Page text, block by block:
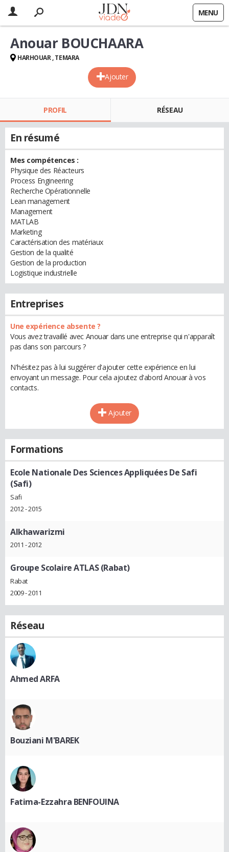
MENU
Ajouter
Anouar BOUCHAARA
HARHOUAR , TEMARA
PROFIL RÉSEAU
En résumé
Mes compétences :
Physique des Réacteurs
Process Engineering
Recherche Opérationnelle
Lean management
Management
MATLAB
Marketing
Caractérisation des matériaux
Gestion de la qualité
Gestion de la production
Logistique industrielle
Entreprises
Une expérience absente ?
Vous avez travaillé avec Anouar dans une entreprise qui n'apparaît
pas dans son parcours ?
N'hésitez pas à lui suggérer d'ajouter cette expérience en lui
envoyant un message. Pour cela ajoutez d'abord Anouar à vos
contacts.
Ajouter
Formations
Ecole Nationale Des Sciences Appliquées De Safi
(Safi)
Safi
2012 - 2015
Alkhawarizmi
2011 - 2012
Groupe Scolaire ATLAS (Rabat)
Rabat
2009 - 2011
Réseau
Ahmed ARFA
Bouziani M'BAREK
Fatima-Ezzahra BENFOUINA